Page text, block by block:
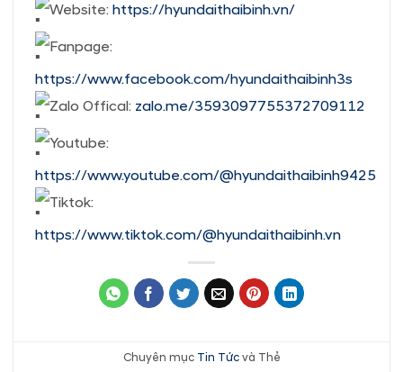
Website: https://hyundaithaibinh.vn/
Fanpage:
https://www.facebook.com/hyundaithaibinh3s
Zalo Offical: zalo.me/3593097755372709112
Youtube:
https://www.youtube.com/@hyundaithaibinh9425
Tiktok:
https://www.tiktok.com/@hyundaithaibinh.vn
Chuyên mục Tin Tứcvà Thẻ